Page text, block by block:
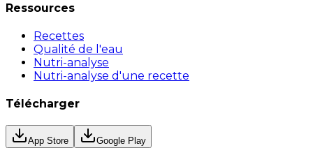
Ressources
Recettes
Qualité de l'eau
Nutri-analyse
Nutri-analyse d'une recette
Télécharger
App Store Google Play